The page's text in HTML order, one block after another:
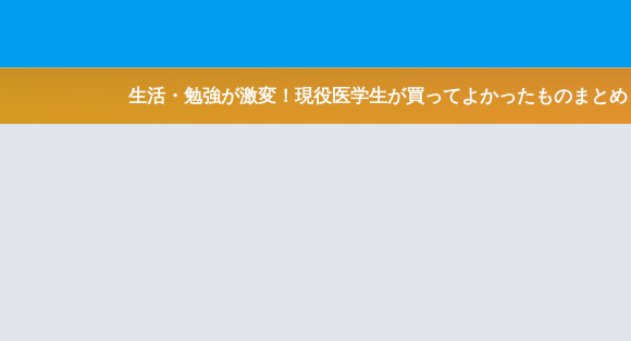
生活・勉強が激変！現役医学生が買ってよかったものまと